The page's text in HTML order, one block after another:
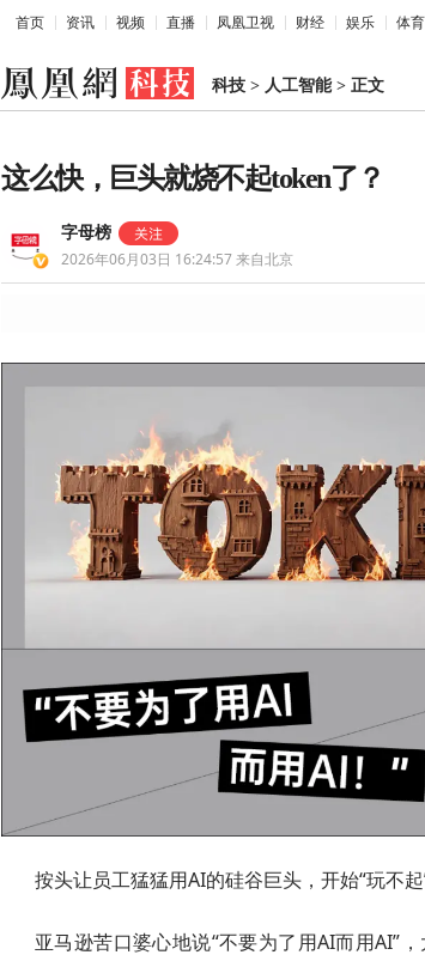
首页 资讯 视频 直播 凤凰卫视 财经 娱乐 体育
科技 > 人工智能> 正文
这么快，巨头就烧不起token了？
字母榜
2026年06月03日 16:24:57来自北京
按头让员工猛猛用AI的硅谷巨头，开始“玩不起”
亚马逊苦口婆心地说“不要为了用AI而用AI”